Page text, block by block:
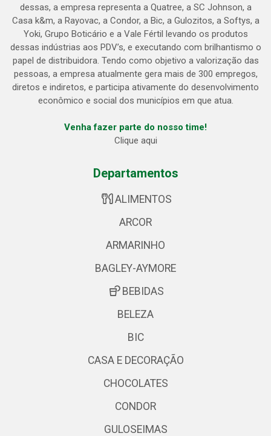
dessas, a empresa representa a Quatree, a SC Johnson, a
Casa k&m, a Rayovac, a Condor, a Bic, a Gulozitos, a Softys, a
Yoki, Grupo Boticário e a Vale Fértil levando os produtos
dessas indústrias aos PDV’s, e executando com brilhantismo o
papel de distribuidora. Tendo como objetivo a valorização das
pessoas, a empresa atualmente gera mais de 300 empregos,
diretos e indiretos, e participa ativamente do desenvolvimento
econômico e social dos municípios em que atua.
Venha fazer parte do nosso time!
Clique aqui
Departamentos
ALIMENTOS
ARCOR
ARMARINHO
BAGLEY-AYMORE
BEBIDAS
BELEZA
BIC
CASA E DECORAÇÃO
CHOCOLATES
CONDOR
GULOSEIMAS